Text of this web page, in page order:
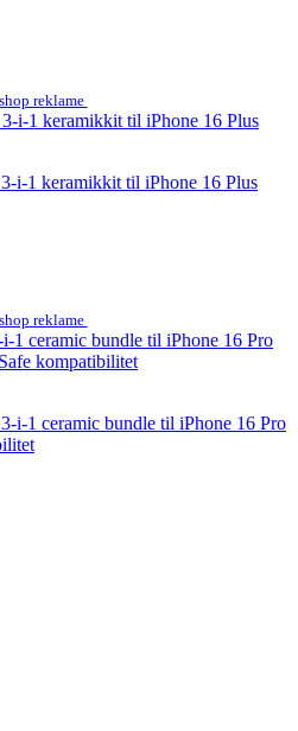
reklame
i-1 keramikkit til iPhone 16 Plus
reklame
i-1 ceramic bundle til iPhone 16 Pro